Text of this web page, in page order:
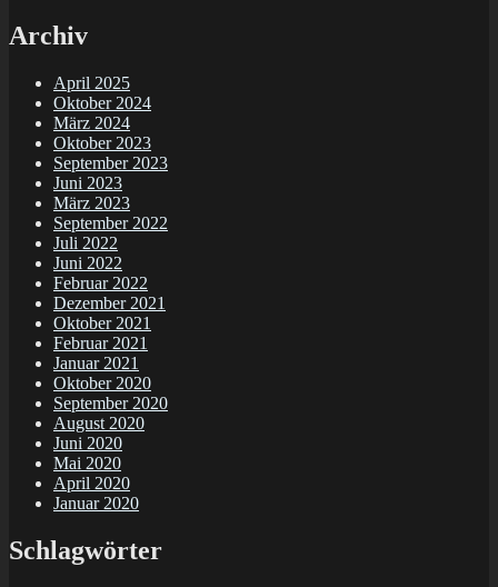
Archiv
April 2025
Oktober 2024
März 2024
Oktober 2023
September 2023
Juni 2023
März 2023
September 2022
Juli 2022
Juni 2022
Februar 2022
Dezember 2021
Oktober 2021
Februar 2021
Januar 2021
Oktober 2020
September 2020
August 2020
Juni 2020
Mai 2020
April 2020
Januar 2020
Schlagwörter